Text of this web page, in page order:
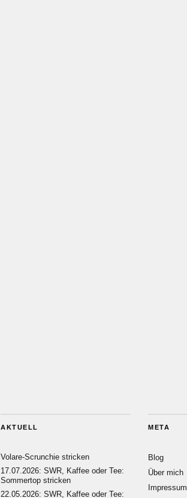
AKTUELL
Volare-Scrunchie stricken
17.07.2026: SWR, Kaffee oder Tee:
Sommertop stricken
22.05.2026: SWR, Kaffee oder Tee:
META
Blog
Über mich
Impressum